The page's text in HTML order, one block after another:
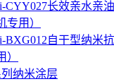
CYY027长效亲水亲
专用）
BXG012自干型纳米
）
纳米涂层